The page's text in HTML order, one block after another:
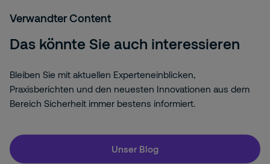
Verwandter Content
Das könnte Sie auch interessieren
Bleiben Sie mit aktuellen Experteneinblicken,
Praxisberichten und den neuesten Innovationen aus dem
Bereich Sicherheit immer bestens informiert.
Unser Blog